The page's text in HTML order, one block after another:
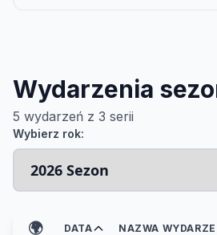
Wydarzenia
5 wydarzeń z 3 serii
Wybierz rok:
🌍 DATA NAZWA